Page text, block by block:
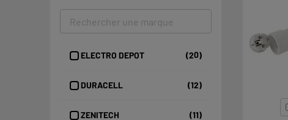
ELECTRO DEPOT (20)
DURACELL (12)
ZENITECH (11)